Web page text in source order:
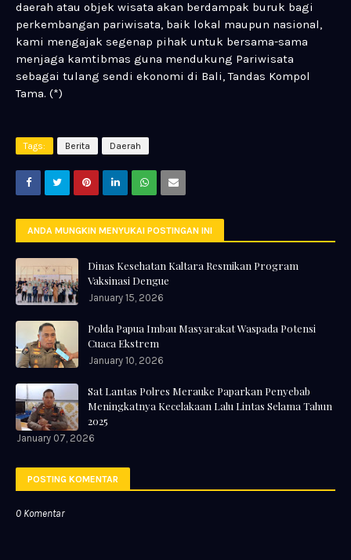
daerah atau objek wisata akan berdampak buruk bagi
perkembangan pariwisata, baik lokal maupun nasional,
kami mengajak segenap pihak untuk bersama-sama
menjaga kamtibmas guna mendukung Pariwisata
sebagai tulang sendi ekonomi di Bali, Tandas Kompol
Tama. (*)
Tags: Berita Daerah
ANDA MUNGKIN MENYUKAI POSTINGAN INI
Dinas Kesehatan Kaltara Resmikan Program
Vaksinasi Dengue
January 15, 2026
Polda Papua Imbau Masyarakat Waspada Potensi
Cuaca Ekstrem
January 10, 2026
Sat Lantas Polres Merauke Paparkan Penyebab
Meningkatnya Kecelakaan Lalu Lintas Selama Tahun
2025
January 07, 2026
POSTING KOMENTAR
0 Komentar